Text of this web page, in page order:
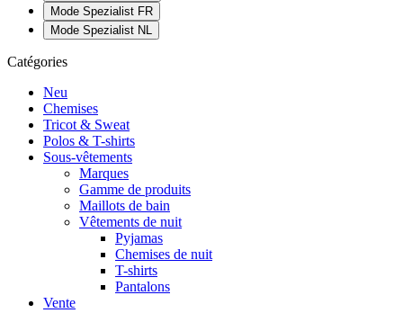
Mode Spezialist FR
Mode Spezialist NL
Catégories
Neu
Chemises
Tricot & Sweat
Polos & T-shirts
Sous-vêtements
Marques
Gamme de produits
Maillots de bain
Vêtements de nuit
Pyjamas
Chemises de nuit
T-shirts
Pantalons
Vente